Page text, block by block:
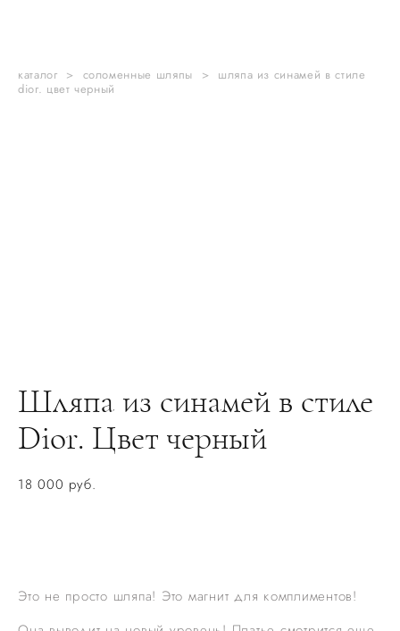
каталог > соломенные шляпы > шляпа из синамей в стиле
dior. цвет черный
Шляпа из синамей в стиле
Dior. Цвет черный
18 000 pуб.
Это не просто шляпа! Это магнит для комплиментов!